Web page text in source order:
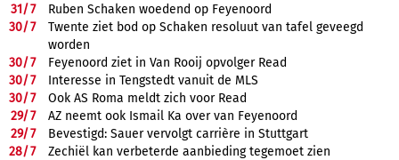
31/7
Ruben Schaken woedend op Feyenoord
30/7
Twente ziet bod op Schaken resoluut van tafel geveegd
worden
30/7
Feyenoord ziet in Van Rooij opvolger Read
30/7
Interesse in Tengstedt vanuit de MLS
30/7
Ook AS Roma meldt zich voor Read
29/7
AZ neemt ook Ismail Ka over van Feyenoord
29/7
Bevestigd: Sauer vervolgt carrière in Stuttgart
28/7
Zechiël kan verbeterde aanbieding tegemoet zien